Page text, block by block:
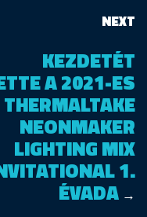
NEXT
KEZDETÉT
A 2021-ES
THERMALTAKE
NEONMAKER
LIGHTING MIX
1.
ÉVADA →